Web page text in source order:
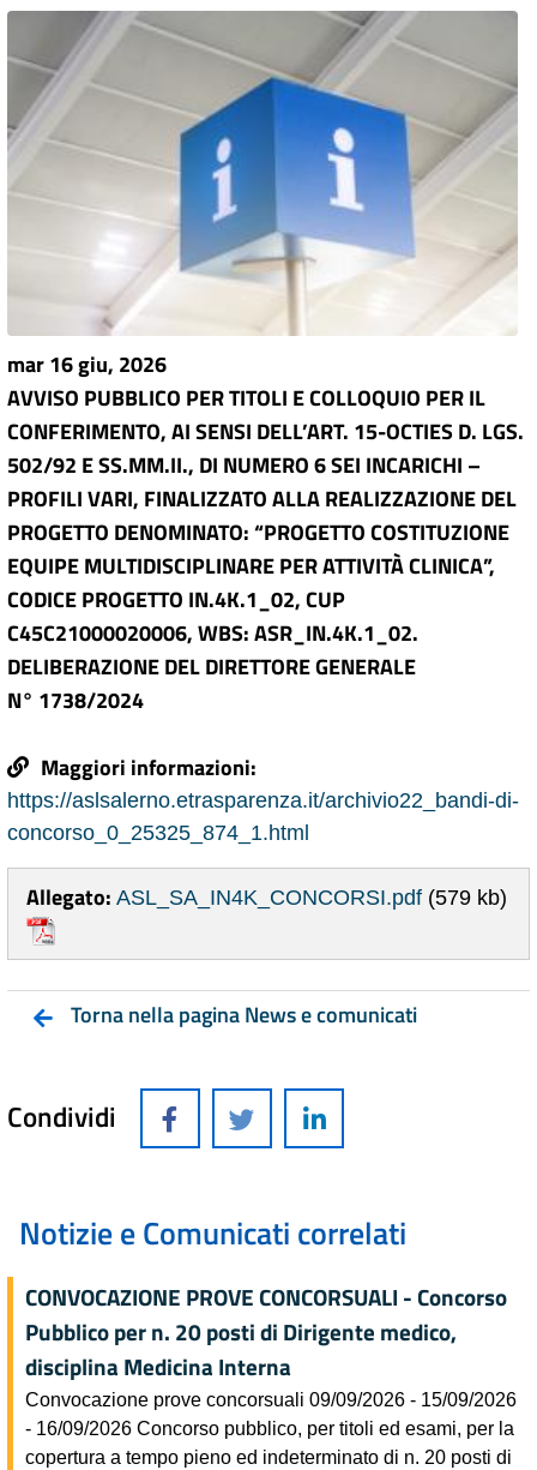
mar 16 giu, 2026
AVVISO PUBBLICO PER TITOLI E COLLOQUIO PER IL
CONFERIMENTO, AI SENSI DELL’ART. 15-OCTIES D. LGS.
502/92 E SS.MM.II., DI NUMERO 6 SEI INCARICHI –
PROFILI VARI, FINALIZZATO ALLA REALIZZAZIONE DEL
PROGETTO DENOMINATO: “PROGETTO COSTITUZIONE
EQUIPE MULTIDISCIPLINARE PER ATTIVITÀ CLINICA”,
CODICE PROGETTO IN.4K.1_02, CUP
C45C21000020006, WBS: ASR_IN.4K.1_02.
DELIBERAZIONE DEL DIRETTORE GENERALE
N° 1738/2024
Maggiori informazioni:
https://aslsalerno.etrasparenza.it/archivio22_bandi-di-
concorso_0_25325_874_1.html
Allegato: ASL_SA_IN4K_CONCORSI.pdf (579 kb)
Torna nella pagina News e comunicati
Condividi
Notizie e Comunicati correlati
CONVOCAZIONE PROVE CONCORSUALI - Concorso
Pubblico per n. 20 posti di Dirigente medico,
disciplina Medicina Interna
Convocazione prove concorsuali 09/09/2026 - 15/09/2026
- 16/09/2026 Concorso pubblico, per titoli ed esami, per la
copertura a tempo pieno ed indeterminato di n. 20 posti di